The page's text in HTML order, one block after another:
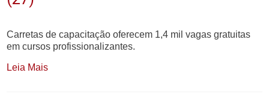
Carretas de capacitação oferecem 1,4 mil vagas gratuitas
em cursos profissionalizantes.
Leia Mais